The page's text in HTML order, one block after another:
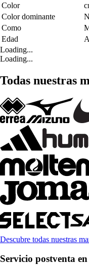
Color
Color dominante
Como
Edad
Loading...
Loading...
Todas nuestras
Descubre todas nuestras
Servicio postventa